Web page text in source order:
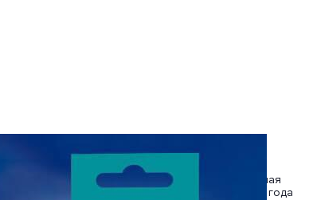
Обмен или
Расширенная
гарантия 2 года